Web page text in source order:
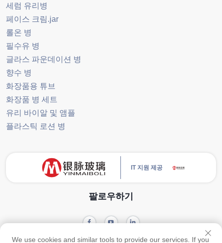
세럼 유리병
페이스 크림.jar
롤온 병
필수유 병
글라스 파운데이션 병
향수 병
화장품용 튜브
화장품 병 세트
유리 바이알 및 앰플
플라스틱 로션 병
IT 지원 제공
팔로우하기
We use cookies and similar tools to provide our services. If you